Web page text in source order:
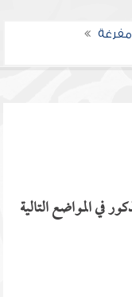
المواضع التالية